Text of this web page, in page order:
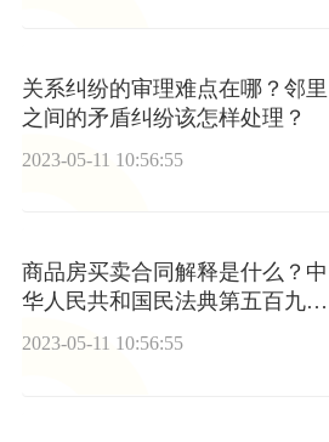
关系纠纷的审理难点在哪？邻里
之间的矛盾纠纷该怎样处理？
2023-05-11 10:56:55
商品房买卖合同解释是什么？中
华人民共和国民法典第五百九十
五条内容是什么？
2023-05-11 10:56:55